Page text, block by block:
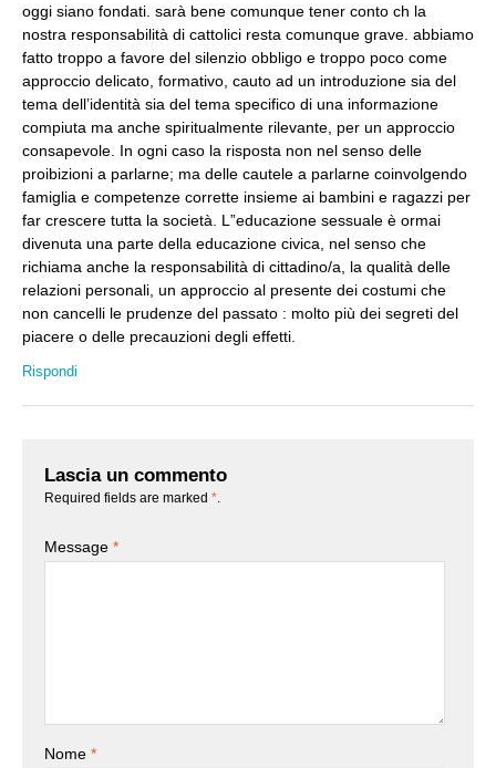
oggi siano fondati. sarà bene comunque tener conto ch la
nostra responsabilità di cattolici resta comunque grave. abbiamo
fatto troppo a favore del silenzio obbligo e troppo poco come
approccio delicato, formativo, cauto ad un introduzione sia del
tema dell’identità sia del tema specifico di una informazione
compiuta ma anche spiritualmente rilevante, per un approccio
consapevole. In ogni caso la risposta non nel senso delle
proibizioni a parlarne; ma delle cautele a parlarne coinvolgendo
famiglia e competenze corrette insieme ai bambini e ragazzi per
far crescere tutta la società. L”educazione sessuale è ormai
divenuta una parte della educazione civica, nel senso che
richiama anche la responsabilità di cittadino/a, la qualità delle
relazioni personali, un approccio al presente dei costumi che
non cancelli le prudenze del passato : molto più dei segreti del
piacere o delle precauzioni degli effetti.
Rispondi
Lascia un commento
Required fields are marked *
Message *
Nome *